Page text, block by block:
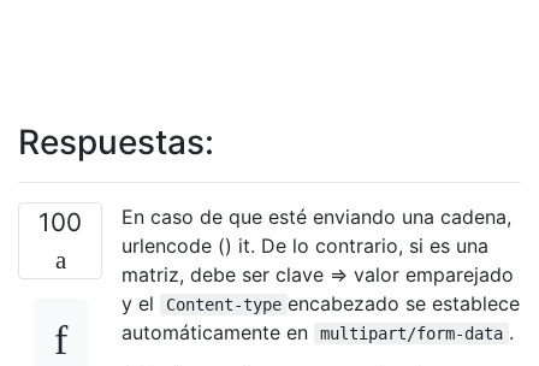
Respuestas:
100
En caso de que esté enviando una cadena,
urlencode () it. De lo contrario, si es una
matriz, debe ser clave => valor emparejado
y el
Content-type encabezado se establece
automáticamente en
multipart/form-data .